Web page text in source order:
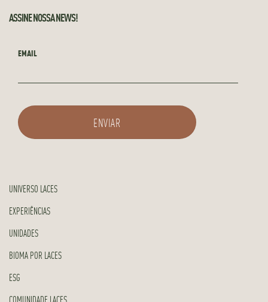
ASSINE NOSSA NEWS!
EMAIL
UNIVERSO LACES
EXPERIÊNCIAS
UNIDADES
BIOMA POR LACES
ESG